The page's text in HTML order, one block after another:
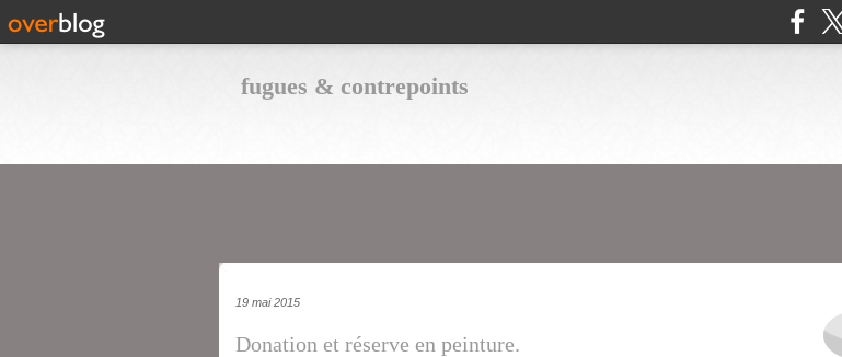
fugues & contrepoints
19 mai 2015
Donation et réserve en peinture.